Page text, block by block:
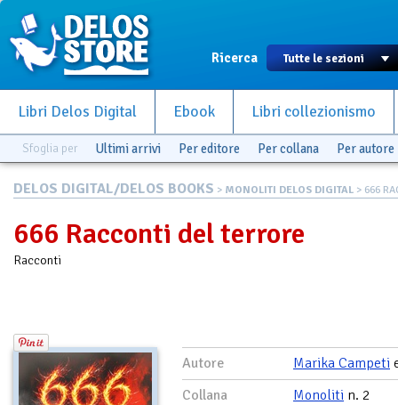
Ricerca
Libri Delos Digital Ebook Libri collezionismo
Sfoglia per Ultimi arrivi Per editore Per collana Per autore
DELOS DIGITAL/DELOS BOOKS > MONOLITI DELOS DIGITAL > 666
666 Racconti del terrore
Racconti
Autore Marika Campeti
Collana
Monoliti n. 2